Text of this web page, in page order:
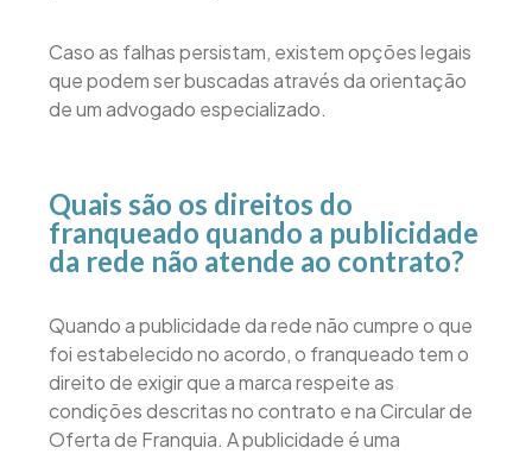
Caso as falhas persistam, existem opções legais
que podem ser buscadas através da orientação
de um advogado especializado.
Quais são os direitos do
franqueado quando a publicidade
da rede não atende ao contrato?
Quando a publicidade da rede não cumpre o que
foi estabelecido no acordo, o franqueado tem o
direito de exigir que a marca respeite as
condições descritas no contrato e na Circular de
Oferta de Franquia. A publicidade é uma